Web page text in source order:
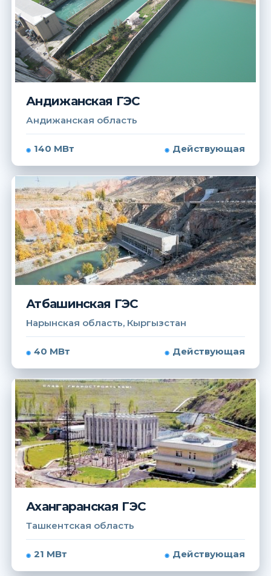
Андижанская ГЭС
Андижанская область
140 МВт Действующая
Атбашинская ГЭС
Нарынская область, Кыргызстан
40 МВт Действующая
Ахангаранская ГЭС
Ташкентская область
21 МВт Действующая